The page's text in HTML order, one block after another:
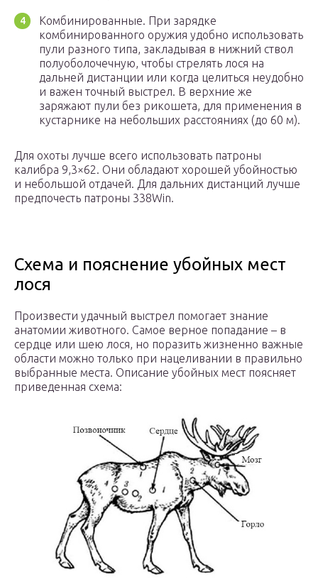
Комбинированные. При зарядке
комбинированного оружия удобно использовать
пули разного типа, закладывая в нижний ствол
полуоболочечную, чтобы стрелять лося на
дальней дистанции или когда целиться неудобно
и важен точный выстрел. В верхние же
заряжают пули без рикошета, для применения в
кустарнике на небольших расстояниях (до 60 м).
Для охоты лучше всего использовать патроны
калибра 9,3×62. Они обладают хорошей убойностью
и небольшой отдачей. Для дальних дистанций лучше
предпочесть патроны 338Win.
Схема и пояснение убойных мест
лося
Произвести удачный выстрел помогает знание
анатомии животного. Самое верное попадание – в
сердце или шею лося, но поразить жизненно важные
области можно только при нацеливании в правильно
выбранные места. Описание убойных мест поясняет
приведенная схема: